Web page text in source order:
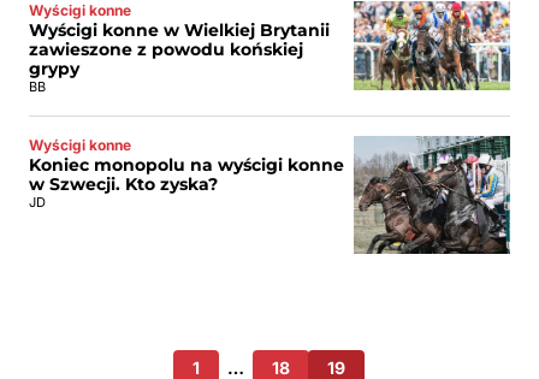
Wyścigi konne
Wyścigi konne w Wielkiej Brytanii
zawieszone z powodu końskiej
grypy
BB
Wyścigi konne
Koniec monopolu na wyścigi konne
w Szwecji. Kto zyska?
JD
1 … 18 19